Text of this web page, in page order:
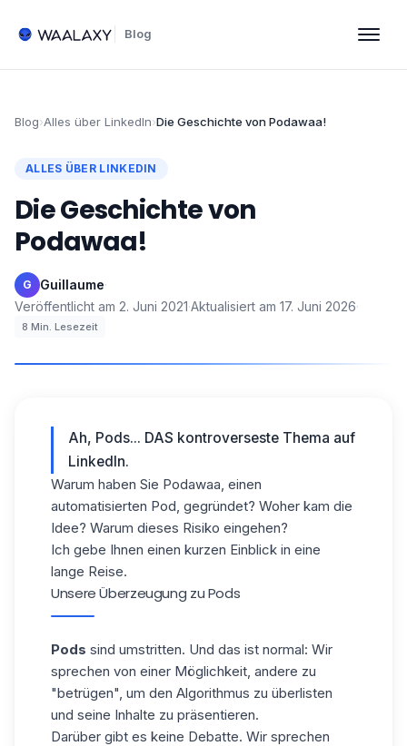
Blog
Blog›Alles über LinkedIn›Die Geschichte von Podawaa!
ALLES ÜBER LINKEDIN
Die Geschichte von
Podawaa!
G Guillaume·
Veröffentlicht am 2. Juni 2021·Aktualisiert am 17. Juni 2026·
8 Min. Lesezeit
Ah, Pods... DAS kontroverseste Thema auf
LinkedIn.
Warum haben Sie Podawaa, einen
automatisierten Pod, gegründet? Woher kam die
Idee? Warum dieses Risiko eingehen?
Ich gebe Ihnen einen kurzen Einblick in eine
lange Reise.
Unsere Überzeugung zu Pods
Pods sind umstritten. Und das ist normal: Wir
sprechen von einer Möglichkeit, andere zu
"betrügen", um den Algorithmus zu überlisten
und seine Inhalte zu präsentieren.
Darüber gibt es keine Debatte. Wir sprechen